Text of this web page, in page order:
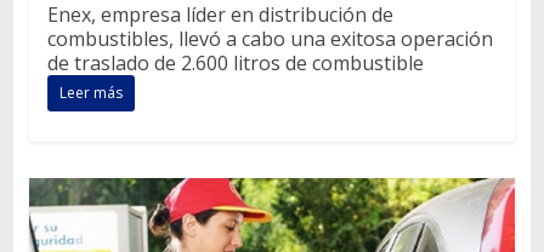
Enex, empresa líder en distribución de
combustibles, llevó a cabo una exitosa operación
de traslado de 2.600 litros de combustible
Leer más